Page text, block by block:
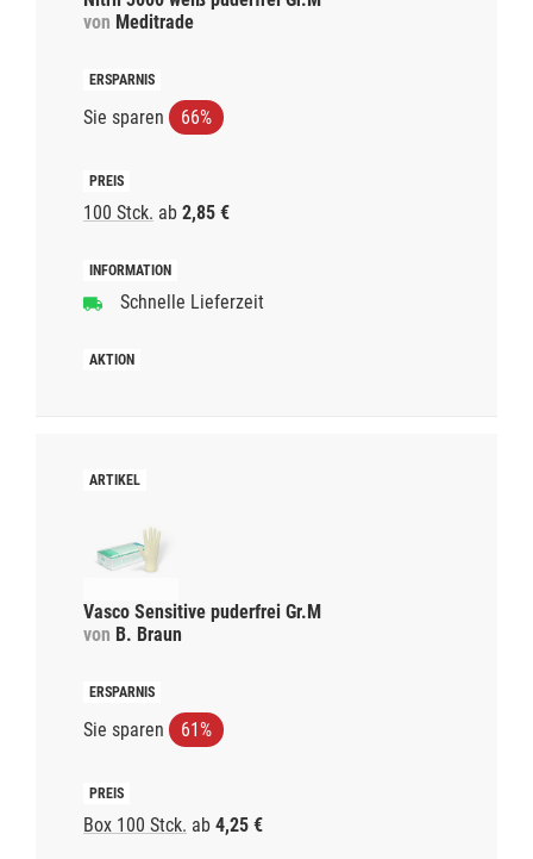
von Meditrade
Sie sparen 66%
100 Stck. ab 2,85 €
Schnelle Lieferzeit
Vasco Sensitive puderfrei Gr.M
von B. Braun
Sie sparen 61%
Box 100 Stck. ab 4,25 €